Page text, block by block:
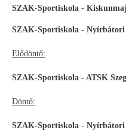
SZAK-Sportiskola -
SZAK-Sportiskola - Nyírbátori
Elődöntő:
SZAK-Sportiskola - ATSK
Döntő:
SZAK-Sportiskola - Nyírbátori